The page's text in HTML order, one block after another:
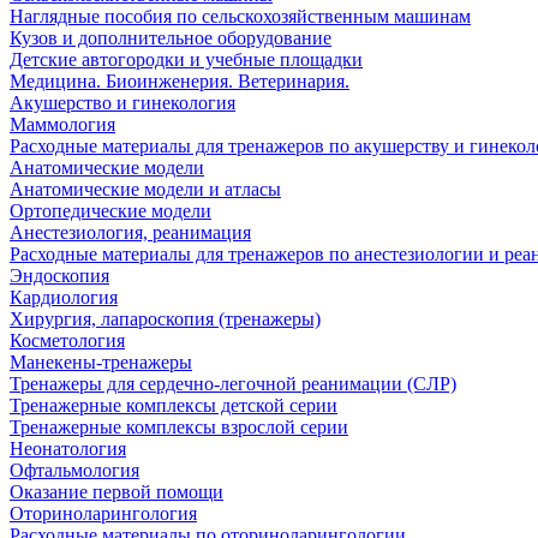
Наглядные пособия по сельскохозяйственным машинам
Кузов и дополнительное оборудование
Детские автогородки и учебные площадки
Медицина. Биоинженерия. Ветеринария.
Акушерство и гинекология
Маммология
Расходные материалы для тренажеров по акушерству и
Анатомические модели
Анатомические модели и атласы
Ортопедические модели
Анестезиология, реанимация
Расходные материалы для тренажеров по анестезиологии и
Эндоскопия
Кардиология
Хирургия, лапароскопия (тренажеры)
Косметология
Манекены-тренажеры
Тренажеры для сердечно-легочной реанимации (СЛР)
Тренажерные комплексы детской серии
Тренажерные комплексы взрослой серии
Неонатология
Офтальмология
Оказание первой помощи
Оториноларингология